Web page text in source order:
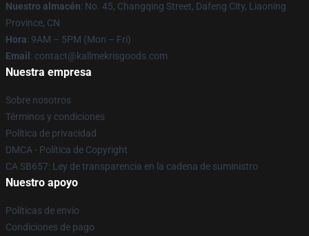
Nuestro almacén: No. 45, Changqing Street, Dafeng City, Liaoning
Province, CN
Hora: 9AM – 5PM (Mon – Fri)
Email : contact@kallmekrisgoods.com
Nuestra empresa
Sobre nosotros
Términos y condiciones
Política de privacidad
DMCA - Política de Copyright
CA SB657: Ley de transparencia en la cadena de suministro
Nuestro apoyo
Políticas de envío
Condiciones de pago